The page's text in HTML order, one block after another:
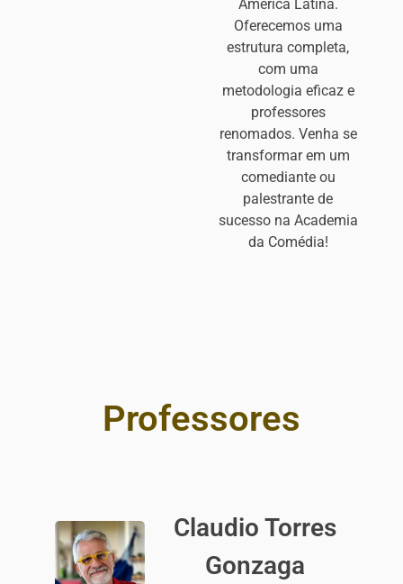
América Latina.
Oferecemos uma
estrutura completa,
com uma
metodologia eficaz e
professores
renomados. Venha se
transformar em um
comediante ou
palestrante de
sucesso na Academia
da Comédia!
Professores
Claudio Torres
Gonzaga